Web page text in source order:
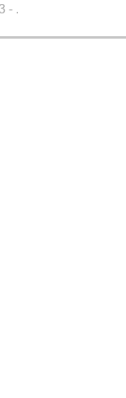
- .